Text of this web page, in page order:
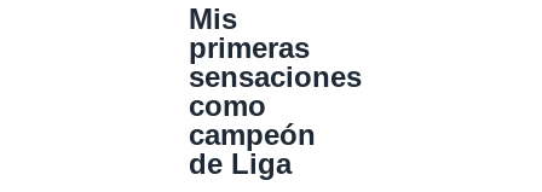
Mis
primeras
sensaciones
como
campeón
de Liga